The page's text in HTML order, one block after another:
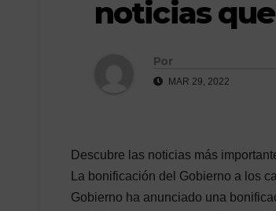
noticias
Por
MAR 29, 2022
Descubre las noticias más
La bonificación del Gobierno a los
Gobierno ha anunciado una